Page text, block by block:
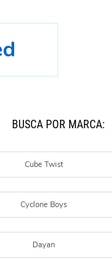
BUSCÁ POR MARCA:
Cube Twist
Cyclone Boys
Dayan